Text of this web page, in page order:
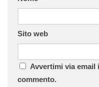
Sito web
Avvertimi via email
commento.